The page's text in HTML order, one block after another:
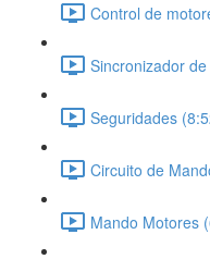
Control de
Sincronizador
Seguridades
Circuito de
Mando Motores